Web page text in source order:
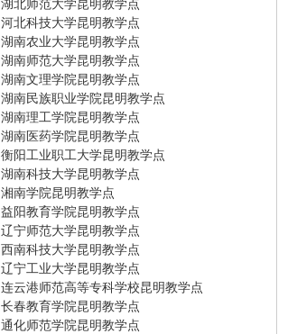
河北科技大学昆明教学点
湖南农业大学昆明教学点
湖南师范大学昆明教学点
湖南文理学院昆明教学点
湖南民族职业学院昆明教学点
湖南理工学院昆明教学点
湖南医药学院昆明教学点
衡阳工业职工大学昆明教学点
湖南科技大学昆明教学点
湘南学院昆明教学点
益阳教育学院昆明教学点
辽宁师范大学昆明教学点
西南科技大学昆明教学点
辽宁工业大学昆明教学点
连云港师范高等专科学校昆明教学点
长春教育学院昆明教学点
通化师范学院昆明教学点